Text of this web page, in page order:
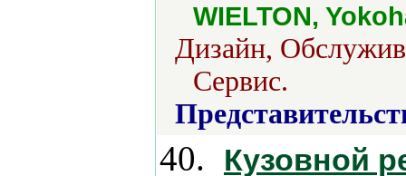
WIELTON,
Дизайн,
Сервис.
40.
Кузовной